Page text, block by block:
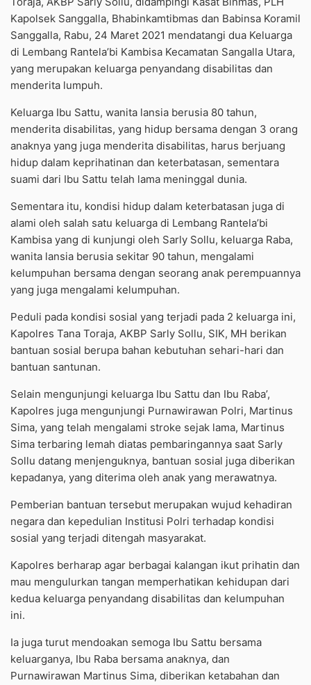
Kapolsek Sanggalla, Bhabinkamtibmas dan Babinsa Koramil
Sanggalla, Rabu, 24 Maret 2021 mendatangi dua Keluarga
di Lembang Rantela’bi Kambisa Kecamatan Sangalla Utara,
yang merupakan keluarga penyandang disabilitas dan
menderita lumpuh.
Keluarga Ibu Sattu, wanita lansia berusia 80 tahun,
menderita disabilitas, yang hidup bersama dengan 3 orang
anaknya yang juga menderita disabilitas, harus berjuang
hidup dalam keprihatinan dan keterbatasan, sementara
suami dari Ibu Sattu telah lama meninggal dunia.
Sementara itu, kondisi hidup dalam keterbatasan juga di
alami oleh salah satu keluarga di Lembang Rantela’bi
Kambisa yang di kunjungi oleh Sarly Sollu, keluarga Raba,
wanita lansia berusia sekitar 90 tahun, mengalami
kelumpuhan bersama dengan seorang anak perempuannya
yang juga mengalami kelumpuhan.
Peduli pada kondisi sosial yang terjadi pada 2 keluarga ini,
Kapolres Tana Toraja, AKBP Sarly Sollu, SIK, MH berikan
bantuan sosial berupa bahan kebutuhan sehari-hari dan
bantuan santunan.
Selain mengunjungi keluarga Ibu Sattu dan Ibu Raba’,
Kapolres juga mengunjungi Purnawirawan Polri, Martinus
Sima, yang telah mengalami stroke sejak lama, Martinus
Sima terbaring lemah diatas pembaringannya saat Sarly
Sollu datang menjenguknya, bantuan sosial juga diberikan
kepadanya, yang diterima oleh anak yang merawatnya.
Pemberian bantuan tersebut merupakan wujud kehadiran
negara dan kepedulian Institusi Polri terhadap kondisi
sosial yang terjadi ditengah masyarakat.
Kapolres berharap agar berbagai kalangan ikut prihatin dan
mau mengulurkan tangan memperhatikan kehidupan dari
kedua keluarga penyandang disabilitas dan kelumpuhan
ini.
Ia juga turut mendoakan semoga Ibu Sattu bersama
keluarganya, Ibu Raba bersama anaknya, dan
Purnawirawan Martinus Sima, diberikan ketabahan dan